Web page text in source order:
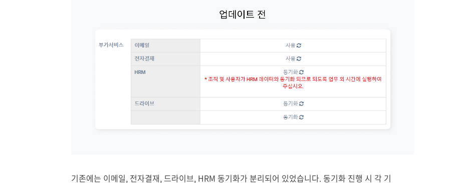
기존에는 이메일, 전자결재, 드라이브, HRM 동기화가 분리되어 있었습니다. 동기화 진행 시 각 기